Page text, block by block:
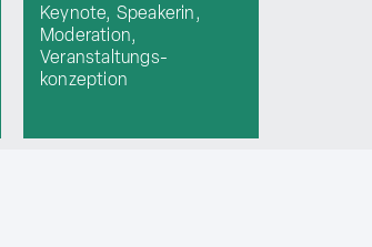
Keynote, Speakerin,
Moderation,
Veranstaltungs-
konzeption